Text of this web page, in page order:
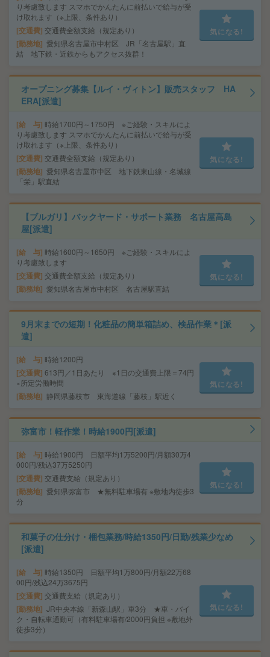
り考慮致します スマホでかんたんに前払いで給与が受
け取れます（※上限、条件あり）
交通費 交通費全額支給（規定あり）
勤務地 愛知県名古屋市中村区 JR「名古屋駅」直
結 地下鉄・近鉄からもアクセス抜群！
気になる!
オープニング募集【ルイ・ヴィトン】販売スタッフ HA
ERA[派遣]
給 与 時給1700円～1750円 ※ご経験・スキルによ
り考慮致します スマホでかんたんに前払いで給与が受
け取れます（※上限、条件あり）
交通費 交通費全額支給（規定あり）
勤務地 愛知県名古屋市中区 地下鉄東山線・名城線
「栄」駅直結
気になる!
【ブルガリ】バックヤード・サポート業務 名古屋高島
屋[派遣]
給 与 時給1600円～1650円 ※ご経験・スキルによ
り考慮致します
交通費 交通費全額支給（規定あり）
勤務地 愛知県名古屋市中村区 名古屋駅直結
気になる!
9月末までの短期！化粧品の簡単箱詰め、検品作業＊[派
遣]
給 与 時給1200円
交通費 613円／1日あたり ※1日の交通費上限＝74円
×所定労働時間
勤務地 静岡県藤枝市 東海道線「藤枝」駅近く
気になる!
弥富市！軽作業！時給1900円[派遣]
給 与 時給1900円 日額平均1万5200円/月額30万4
000円/残込37万5250円
交通費 交通費支給（規定あり）
勤務地 愛知県弥富市 ★無料駐車場有 ※敷地内徒歩3
分
気になる!
和菓子の仕分け・梱包業務/時給1350円/日勤/残業少なめ
[派遣]
給 与 時給1350円 日額平均1万800円/月額22万68
00円/残込24万3675円
交通費 交通費支給（規定あり）
勤務地 JR中央本線「新森山駅」車3分 ★車・バイ
ク・自転車通勤可（有料駐車場有/2000円負担 ※敷地外
徒歩3分）
気になる!